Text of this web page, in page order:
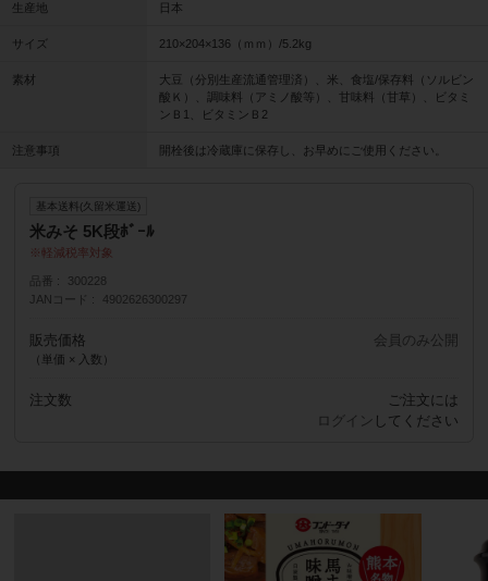
生産地 日本
サイズ 210×204×136（ｍｍ）/5.2kg
素材
大豆（分別生産流通管理済）、米、食塩/保存料（ソルビン
酸Ｋ）、調味料（アミノ酸等）、甘味料（甘草）、ビタミ
ンＢ1、ビタミンＢ2
注意事項 開栓後は冷蔵庫に保存し、お早めにご使用ください。
基本送料(久留米運送)
米みそ 5K段ﾎﾞｰﾙ
軽減税率対象
品番
300228
JANコード
4902626300297
販売価格
（単価 × 入数）
会員のみ公開
注文数
ご注文には
ログイン してください